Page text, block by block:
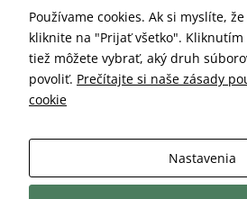
Použité plastové vchodové
Použité plastové vchodové
Príslušenstvo k oknám a dverám
Kľučky dverové (10)
Parapety vonkajšie (19)
Používame cookies. Ak si myslíte,
kliknite na "Prijať všetko".
tiež môžete vybrať, aký druh
povoliť. Prečítajte si naše zásady
cookie
Nastavenia